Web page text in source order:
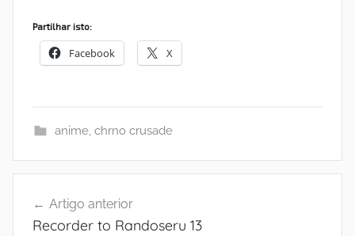
Partilhar isto:
Facebook X
anime, chrno crusade
de
Artigo anterior
Recorder to Randoseru 13